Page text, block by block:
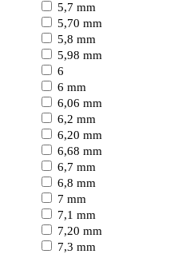
5,7 mm
5,70 mm
5,8 mm
5,98 mm
6
6 mm
6,06 mm
6,2 mm
6,20 mm
6,68 mm
6,7 mm
6,8 mm
7 mm
7,1 mm
7,20 mm
7,3 mm